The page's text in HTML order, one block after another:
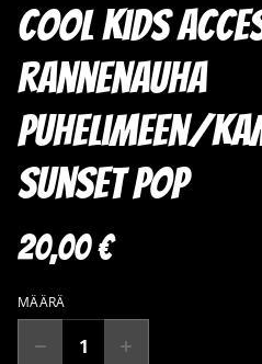
Cool Kids
rannenauha
puhelimeen/
Sunset Pop
20,00 €
MÄÄRÄ